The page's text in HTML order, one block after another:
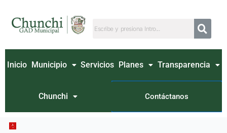
contenido
Inicio Municipio Servicios Planes Transparencia
Chunchi Contáctanos